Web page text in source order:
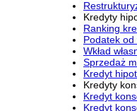
Kredyty
Ranking
Podatek
Wkład
Sprzedaż
Kredyt
Kredyty
Kredyt
Kredyt